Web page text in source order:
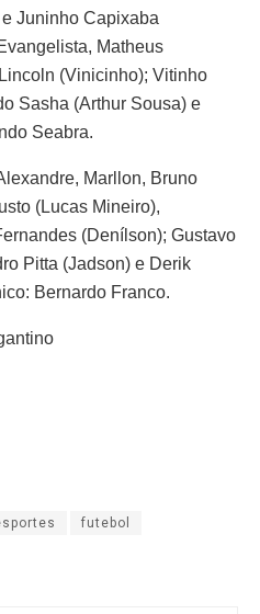
Juninho Capixaba
Matheus
(Vinicinho); Vitinho
Sasha (Arthur Sousa) e
Seabra.
Marllon, Bruno
(Lucas Mineiro),
(Denílson); Gustavo
Pitta (Jadson) e Derik
Bernardo Franco.
futebol